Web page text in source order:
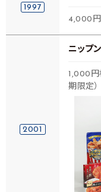
1997
4,000円
2001
ニップン
1,000円
期限定）